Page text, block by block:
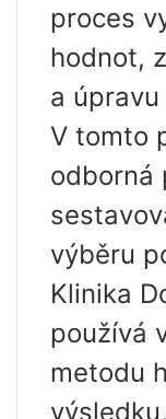
proces
hodnot,
a
V tomto
odborná
výběru
Klinika
používá
metodu